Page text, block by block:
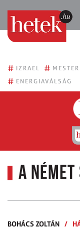
# IZRAEL #
# ENERGIAVÁLSÁG
A német
BOHÁCS ZOLTÁN /